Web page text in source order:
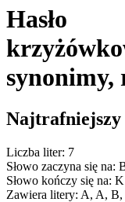
Hasło
synonimy,
Liczba liter: 7
Słowo zaczyna się na:
Słowo kończy się na: K
Zawiera litery: A, A,